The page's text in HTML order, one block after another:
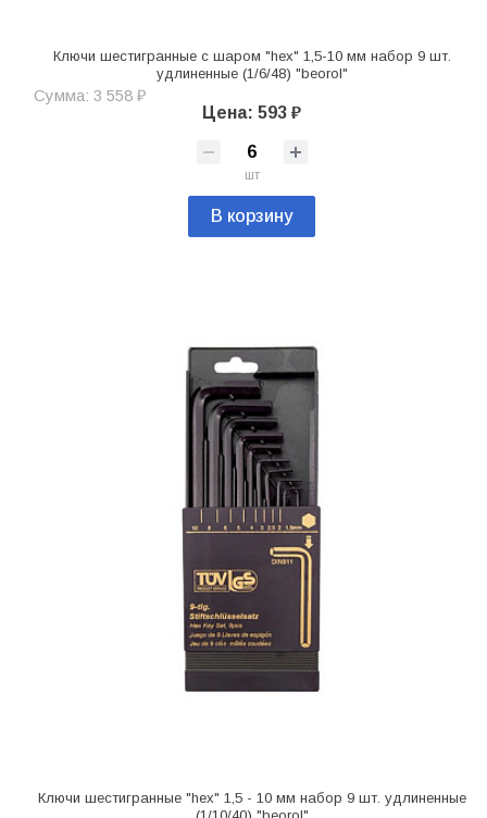
Ключи шестигранные с шаром "hex" 1,5-10 мм набор 9 шт.
удлиненные (1/6/48) "beorol"
Сумма: 3 558 ₽
Цена: 593 ₽
шт
В корзину
Ключи шестигранные "hex" 1,5 - 10 мм набор 9 шт. удлиненные